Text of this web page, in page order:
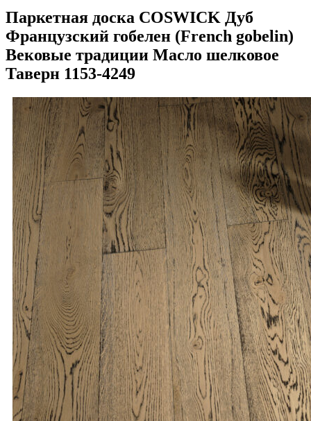
Паркетная доска COSWICK Дуб
Французский гобелен (French gobelin)
Вековые традиции Масло шелковое
Таверн 1153-4249